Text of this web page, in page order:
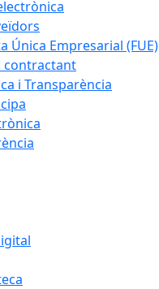
Única Empresarial (FUE)
contractant
i Transparència